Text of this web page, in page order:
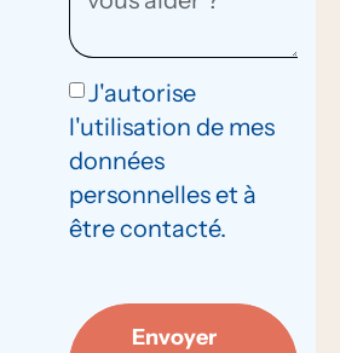
J'autorise
l'utilisation de mes
données
personnelles et à
être contacté.
Envoyer